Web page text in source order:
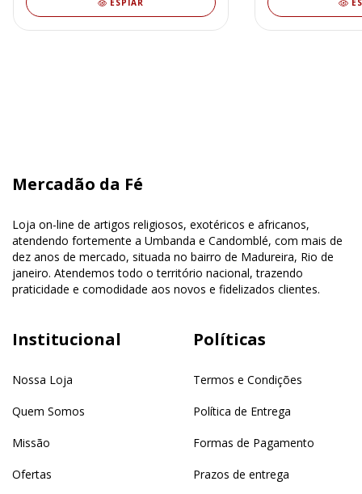
ESPIAR
Mercadão da Fé
Loja on-line de artigos religiosos, exotéricos e africanos,
atendendo fortemente a Umbanda e Candomblé, com mais de
dez anos de mercado, situada no bairro de Madureira, Rio de
janeiro. Atendemos todo o território nacional, trazendo
praticidade e comodidade aos novos e fidelizados clientes.
Institucional
Nossa Loja
Quem Somos
Missão
Ofertas
Políticas
Termos e Condições
Política de Entrega
Formas de Pagamento
Prazos de entrega